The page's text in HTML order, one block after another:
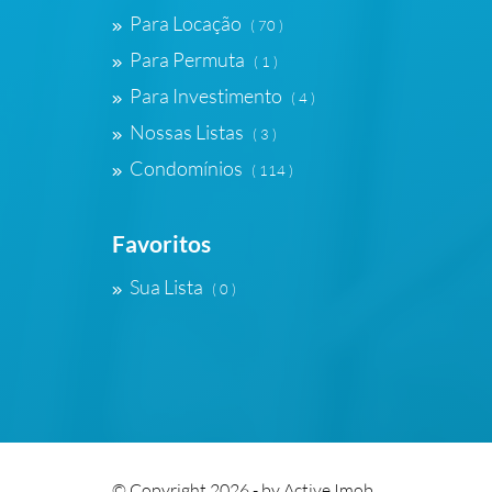
Para Locação ( 70 )
Para Permuta ( 1 )
Para Investimento ( 4 )
Nossas Listas ( 3 )
Condomínios ( 114 )
Favoritos
Sua Lista ( 0 )